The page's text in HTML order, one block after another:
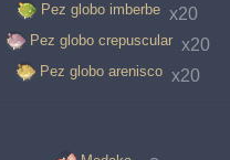
Pez globo imberbe x20
Pez globo crepuscular x20
Pez globo arenisco x20